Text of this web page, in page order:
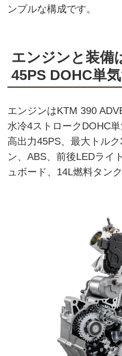
ンプルな構成です。
エンジンと装備
45PS DOHC単
エンジンはKTM 390
水冷4ストロークDOHC
高出力45PS、最大トル
ン、ABS、前後LEDライ
ュボード、14L燃料タン